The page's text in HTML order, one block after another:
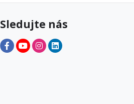
Sledujte nás